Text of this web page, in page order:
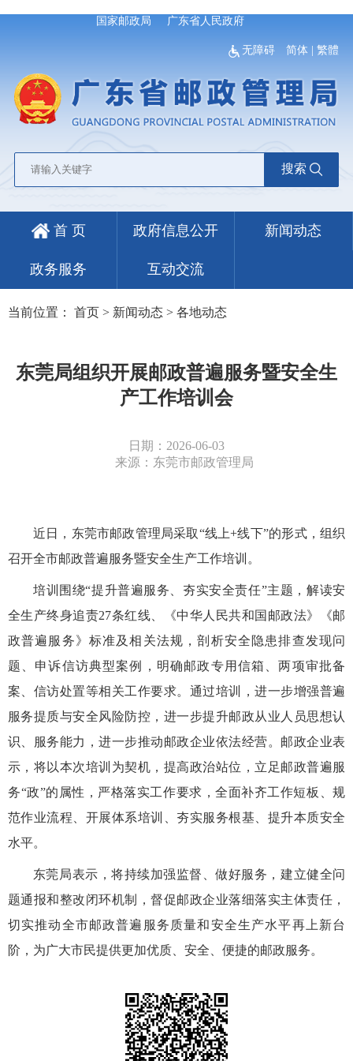
国家邮政局 广东省人民政府
无障碍 简体 |繁體
搜索
首 页 政府信息公开 新闻动态
政务服务 互动交流
当前位置： 首页 > 新闻动态 > 各地动态
东莞局组织开展邮政普遍服务暨安全生
产工作培训会
日期：2026-06-03
来源：东莞市邮政管理局
近日 ，东莞市邮政管理局采取“线上+线下”的形式，组织
召开全市邮政普遍服务暨安全生产工作培训 。
培训 围绕“提升普遍服务、夯实安全责任”主题，解读安
全生产终身追责27条红线、 《中华人民共和国邮政法》
《邮
政普遍服务》标准及相关法规，剖析安全隐患排查发现问
题、 申诉信访典型案例， 明确邮政专用 信箱、两项审批备
案、信访处置等相关工作要求。通过培训，进一步增强普遍
服务提质与安全风险防控 ，进一步提升邮政从业人员思想认
识、服务能力，进一步推动邮政企业依法经营。邮政企业表
示 ， 将以本次培训为契机 ，提高政治站位， 立足邮政普遍服
务“政”的 属性， 严格落实工作要求，全面补齐工作短板、规
范作业流程、 开展体系培训、 夯实服务根基、提升本质安全
水平。
东莞局表示，将持续加强监督 、做好服务 ，建立健全问
题通报和整改闭环机制，督促邮政企业落细落实主体责任，
切实推动全市邮政普遍服务质量和安全生产水平再上新台
阶，为广大市民提供更加优质、安全、便捷的邮政服务。